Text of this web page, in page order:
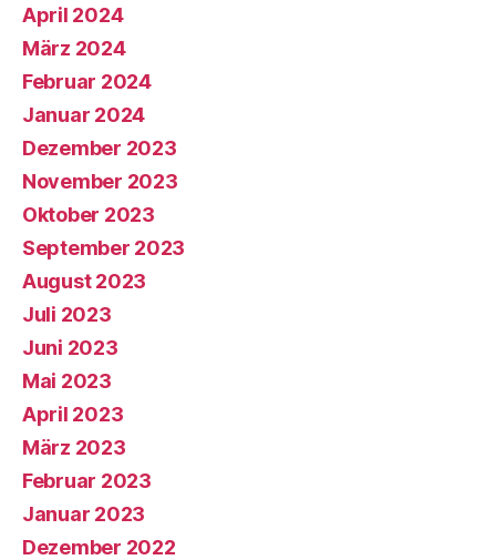
April 2024
März 2024
Februar 2024
Januar 2024
Dezember 2023
November 2023
Oktober 2023
September 2023
August 2023
Juli 2023
Juni 2023
Mai 2023
April 2023
März 2023
Februar 2023
Januar 2023
Dezember 2022